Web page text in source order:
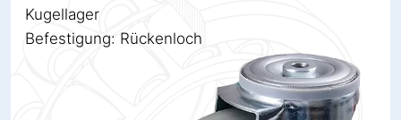
Kugellager
Befestigung: Rückenloch